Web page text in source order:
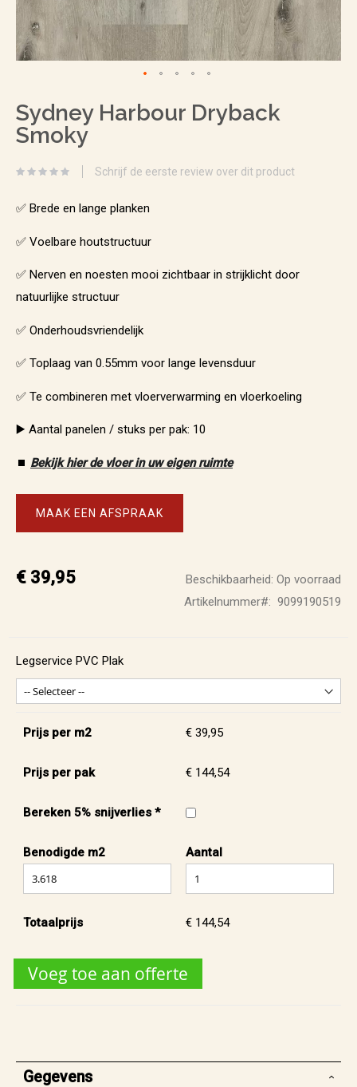
naar
het
de
Sydney Harbour Dryback
Smoky
Schrijf de eerste review over dit product
✅ Brede en lange planken
✅ Voelbare houtstructuur
✅ Nerven en noesten mooi zichtbaar in strijklicht door
natuurlijke structuur
✅ Onderhoudsvriendelijk
✅ Toplaag van 0.55mm voor lange levensduur
✅ Te combineren met vloerverwarming en vloerkoeling
▶️ Aantal panelen / stuks per pak: 10
⏹️ Bekijk hier de vloer in uw eigen ruimte
MAAK EEN AFSPRAAK
€ 39,95 Beschikbaarheid: Op voorraad
Artikelnummer
9099190519
Legservice PVC Plak
Prijs per m2 € 39,95
Prijs per pak € 144,54
Bereken 5% snijverlies *
Benodigde m2 Aantal
Totaalprijs € 144,54
Voeg toe aan offerte
Gegevens